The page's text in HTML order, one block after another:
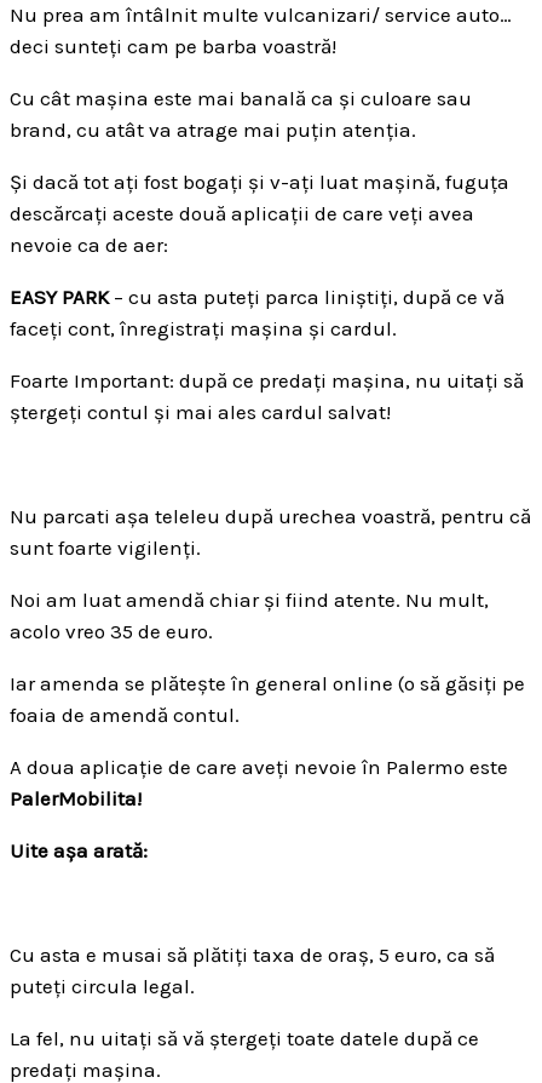
Nu prea am întâlnit multe vulcanizari/ service auto…
deci sunteți cam pe barba voastră!
Cu cât mașina este mai banală ca și culoare sau
brand, cu atât va atrage mai puțin atenția.
Și dacă tot ați fost bogați și v-ați luat mașină, fuguța
descărcați aceste două aplicații de care veți avea
nevoie ca de aer:
EASY PARK– cu asta puteți parca liniștiți, după ce vă
faceți cont, înregistrați mașina și cardul.
Foarte Important: după ce predați mașina, nu uitați să
ștergeți contul și mai ales cardul salvat!
Nu parcati așa teleleu după urechea voastră, pentru că
sunt foarte vigilenți.
Noi am luat amendă chiar și fiind atente. Nu mult,
acolo vreo 35 de euro.
Iar amenda se plătește în general online (o să găsiți pe
foaia de amendă contul.
A doua aplicație de care aveți nevoie în Palermo este
PalerMobilita!
Uite așa arată:
Cu asta e musai să plătiți taxa de oraș, 5 euro, ca să
puteți circula legal.
La fel, nu uitați să vă ștergeți toate datele după ce
predați mașina.